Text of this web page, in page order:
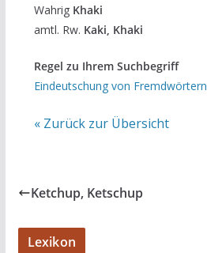
WahrigKhaki
amtl. Rw. Kaki, Khaki
Regel zu Ihrem Suchbegriff
Eindeutschung von Fremdwörtern
« Zurück zur Übersicht
Ketchup, Ketschup
Lexikon